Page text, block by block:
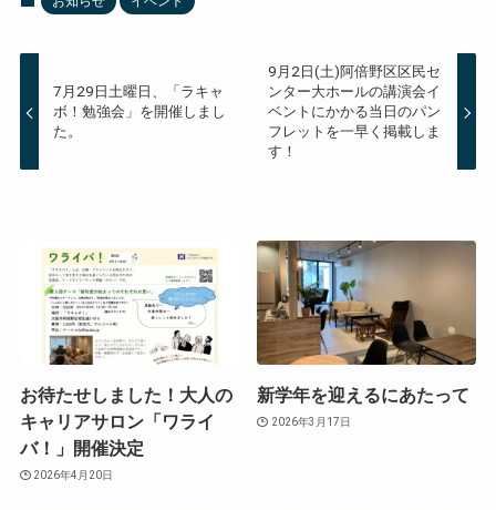
7月29日土曜日、「ラキャ
ボ！勉強会」を開催しまし
た。
9月2日(土)阿倍野区区民セ
ンター大ホールの講演会イ
ベントにかかる当日のパン
フレットを一早く掲載しま
す！
お待たせしました！大人の
キャリアサロン「ワライ
バ！」開催決定
2026年4月20日
新学年を迎えるにあたって
2026年3月17日